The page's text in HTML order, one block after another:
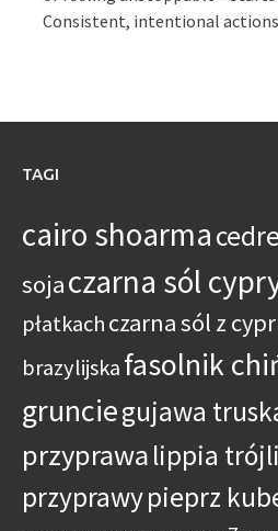
Consistent, intentional
TAGI
cairo shoarma
sojaczarna sól
płatkachczarna sól z
brazylijskafasolnik
grunciegujawa
przyprawalippia
przyprawypieprz